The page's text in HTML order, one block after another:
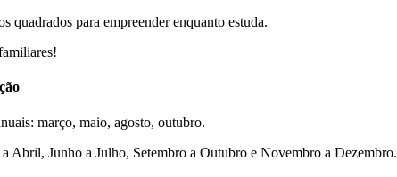
quadrados para empreender enquanto estuda.
março, maio, agosto, outubro.
Abril, Junho a Julho, Setembro a Outubro e Novembro a Dezembro.